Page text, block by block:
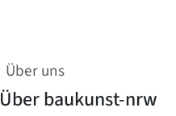
Über uns
Über baukunst-nrw